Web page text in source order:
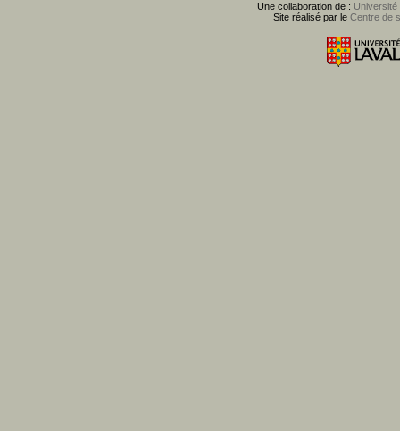
Une collaboration de : Université
Site réalisé par le Centre de